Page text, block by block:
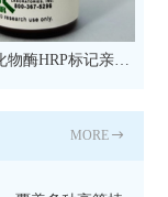
酶HRP标记亲和
抗 现货
MORE